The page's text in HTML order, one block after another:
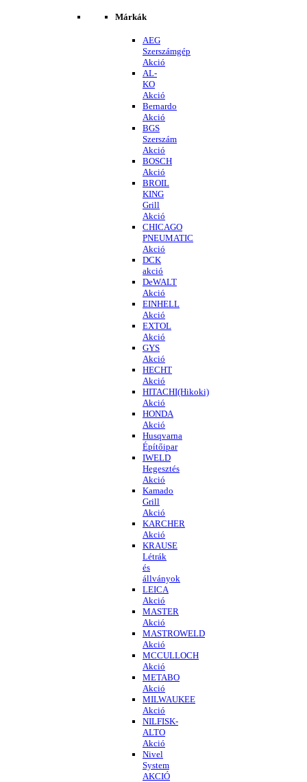
Márkák
AEG
Szerszámgép
Akció
AL-
KO
Akció
Bernardo
Akció
BGS
Szerszám
Akció
BOSCH
Akció
BROIL
KING
Grill
Akció
CHICAGO
PNEUMATIC
Akció
DCK
akció
DeWALT
Akció
EINHELL
Akció
EXTOL
Akció
GYS
Akció
HECHT
Akció
HITACHI(Hikoki)
Akció
HONDA
Akció
Husqvarna
Építőipar
IWELD
Hegesztés
Akció
Kamado
Grill
Akció
KARCHER
Akció
KRAUSE
Létrák
és
állványok
LEICA
Akció
MASTER
Akció
MASTROWELD
Akció
MCCULLOCH
Akció
METABO
Akció
MILWAUKEE
Akció
NILFISK-
ALTO
Akció
Nivel
System
AKCIÓ